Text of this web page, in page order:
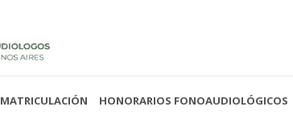
Lunes a viernes 08:00 - 13:00
(0221) 422-4088
MATRICULACIÓN HONORARIOS FONOAUDIOLÓGICOS